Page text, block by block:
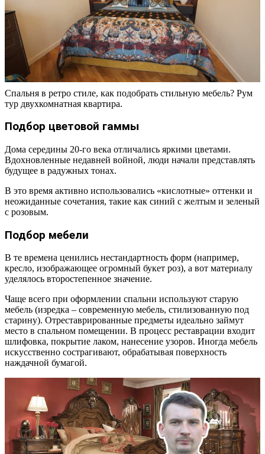
Спальня в ретро стиле, как подобрать стильную мебель? Рум
тур двухкомнатная квартира.
Подбор цветовой гаммы
Дома середины 20-го века отличались яркими цветами.
Вдохновленные недавней войной, люди начали представлять
будущее в радужных тонах.
В это время активно использовались «кислотные» оттенки и
неожиданные сочетания, такие как синий с желтым и зеленый
с розовым.
Подбор мебели
В те времена ценились нестандартность форм (например,
кресло, изображающее огромный букет роз), а вот материалу
уделялось второстепенное значение.
Чаще всего при оформлении спальни используют старую
мебель (изредка – современную мебель, стилизованную под
старину). Отреставрированные предметы идеально займут
место в спальном помещении. В процесс реставрации входит
шлифовка, покрытие лаком, нанесение узоров. Иногда мебель
искусственно сострагивают, обрабатывая поверхность
наждачной бумагой.